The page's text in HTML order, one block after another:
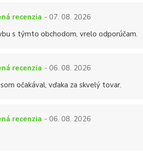
recenzia - 07. 08. 2026
s týmto obchodom, vrelo odporúčam.
recenzia - 06. 08. 2026
očakával, vďaka za skvelý tovar.
recenzia - 06. 08. 2026